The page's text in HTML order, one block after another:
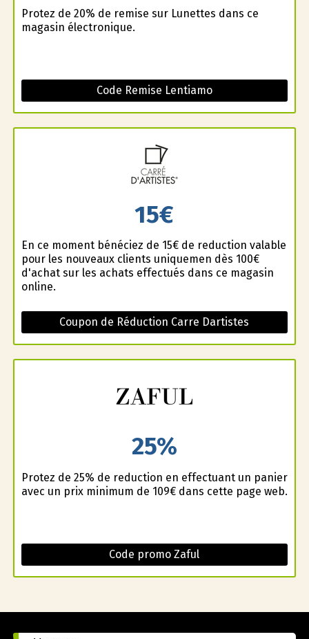
Profitez de 20% de remise sur Lunettes dans ce
magasin électronique.
Code Remise Lentiamo
15€
En ce moment bénéficiez de 15€ de reduction valable
pour les nouveaux clients uniquemen dès 100€
d'achat sur les achats effectués dans ce magasin
online.
Coupon de Réduction Carre Dartistes
25%
Profitez de 25% de reduction en effectuant un panier
avec un prix minimum de 109€ dans cette page web.
Code promo Zaful